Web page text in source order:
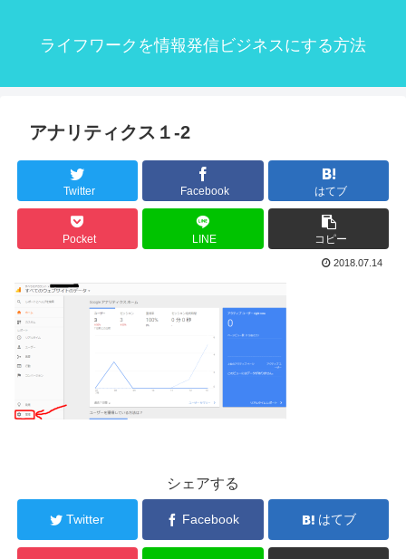
ライフワークを情報発信ビジネスにする方法
アナリティクス１-2
Twitter Facebook はてブ
Pocket LINE コピー
2018.07.14
シェアする
Twitter Facebook はてブ